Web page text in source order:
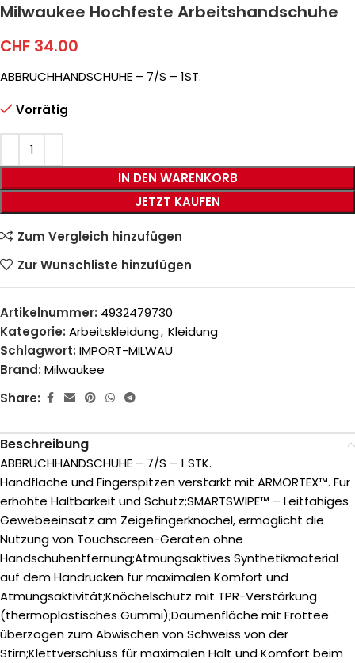
Milwaukee Hochfeste Arbeitshandschuhe
CHF 34.00
ABBRUCHHANDSCHUHE – 7/S – 1ST.
Vorrätig
IN DEN WARENKORB
JETZT KAUFEN
Zum Vergleich hinzufügen
Zur Wunschliste hinzufügen
Artikelnummer: 4932479730
Kategorie: Arbeitskleidung, Kleidung
Schlagwort: IMPORT-MILWAU
Brand: Milwaukee
Share:
Beschreibung
ABBRUCHHANDSCHUHE – 7/S – 1 STK.
Handfläche und Fingerspitzen verstärkt mit ARMORTEX™. Für
erhöhte Haltbarkeit und Schutz;SMARTSWIPE™ – Leitfähiges
Gewebeeinsatz am Zeigefingerknöchel, ermöglicht die
Nutzung von Touchscreen-Geräten ohne
Handschuhentfernung;Atmungsaktives Synthetikmaterial
auf dem Handrücken für maximalen Komfort und
Atmungsaktivität;Knöchelschutz mit TPR-Verstärkung
(thermoplastisches Gummi);Daumenfläche mit Frottee
überzogen zum Abwischen von Schweiss von der
Stirn;Klettverschluss für maximalen Halt und Komfort beim